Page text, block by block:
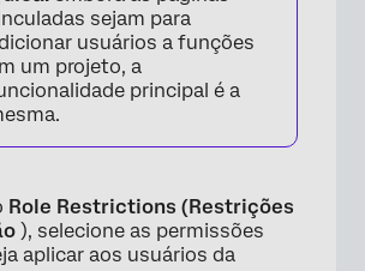
sejam para
usuários a funções
um projeto, a
principal é a
Role Restrictions (Restrições
), selecione as permissões
aplicar aos usuários da